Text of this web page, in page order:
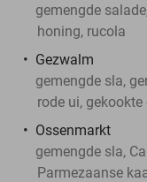
gemengde
honing, rucola
Gezwalm
gemengde sla,
rode ui, gekookte
Ossenmarkt
gemengde sla,
Parmezaanse